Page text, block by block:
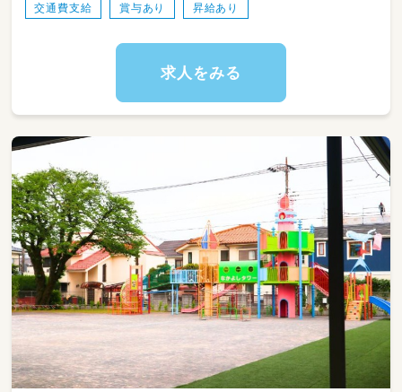
びの見守りなど）
生活習慣のサポート
・園内行事の企画・運営および保育室内の環境整
・日誌や指導計画などの各種書類の確認・管理・
・園長不在時の代理対応および園長の業務補佐
・若手・後輩保育士さんの指導やメンタルケア、
現場の意見のとりまとめ
・職員のシフト作成および適切な人員配置の管
理
・行政に提出する各種申請書類の作成・事務業務
全般
・園全体の運営マネジメントおよび施設管理
★現場のスタッフと協力しながら進められる環
境ですので、最初からすべてをお任せすること
はありません。少しずつ園の雰囲気に慣れてい
交通費支給 賞与あり 昇給あり
求人をみる